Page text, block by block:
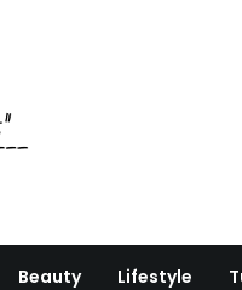
Beauty Lifestyle